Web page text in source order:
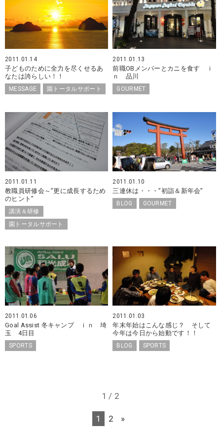
2011.01.14
子どものために全力を尽くせるあ
なたは誇らしい！！
MESSAGE 園トータルサポート
2011.01.13
前職OBメンバーとカニを食す ｉ
ｎ 品川
GOURMET
2011.01.11
教職員研修会～”更に成長するため
のヒント”
講演＆研修
園トータルサポート
2011.01.10
三連休は・・・”初詣＆新年会”
BLOG GOURMET
2011.01.06
Goal Assist 冬キャンプ ｉｎ 埼
玉 4日目
SPORTS
2011.01.03
年末年始はこんな感じ？ そして
今年は今日から始動です！！
BLOG SPORTS
1 / 2
1 2 »